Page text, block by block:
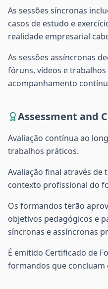
As sessões síncronas
casos de estudo e
realidade empresarial
As sessões assíncronas
fóruns, vídeos e
acompanhamento
Assessment and
Avaliação contínua ao
trabalhos práticos.
Avaliação final através de
contexto profissional do
Os formandos terão
objetivos pedagógicos e
síncronas e assíncronas
É emitido Certificado de
formandos que